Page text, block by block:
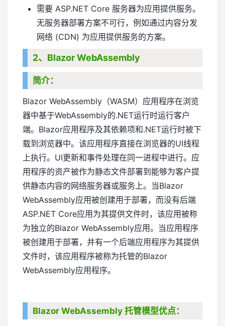
需要 ASP.NET Core 服务器为应用提供服务。
无服务器部署方案不可行，例如通过内容分发
网络 (CDN) 为应用提供服务的方案。
2、Blazor WebAssembly
简介：
Blazor WebAssembly（WASM）应用程序在浏览
器中基于WebAssembly的.NET运行时运行客户
端。Blazor应用程序及其依赖项和.NET运行时被下
载到浏览器中。该应用程序直接在浏览器的UI线程
上执行。UI更新和事件处理在同一进程中进行。应
用程序的资产被作为静态文件部署到能够为客户提
供静态内容的网络服务器或服务上。当Blazor
WebAssembly应用被创建用于部署，而没有后端
ASP.NET Core应用为其提供文件时，该应用被称
为独立的Blazor WebAssembly应用。当应用程序
被创建用于部署，并有一个后端应用程序为其提供
文件时，该应用程序被称为托管的Blazor
WebAssembly应用程序。
Blazor WebAssembly 托管模型优点：